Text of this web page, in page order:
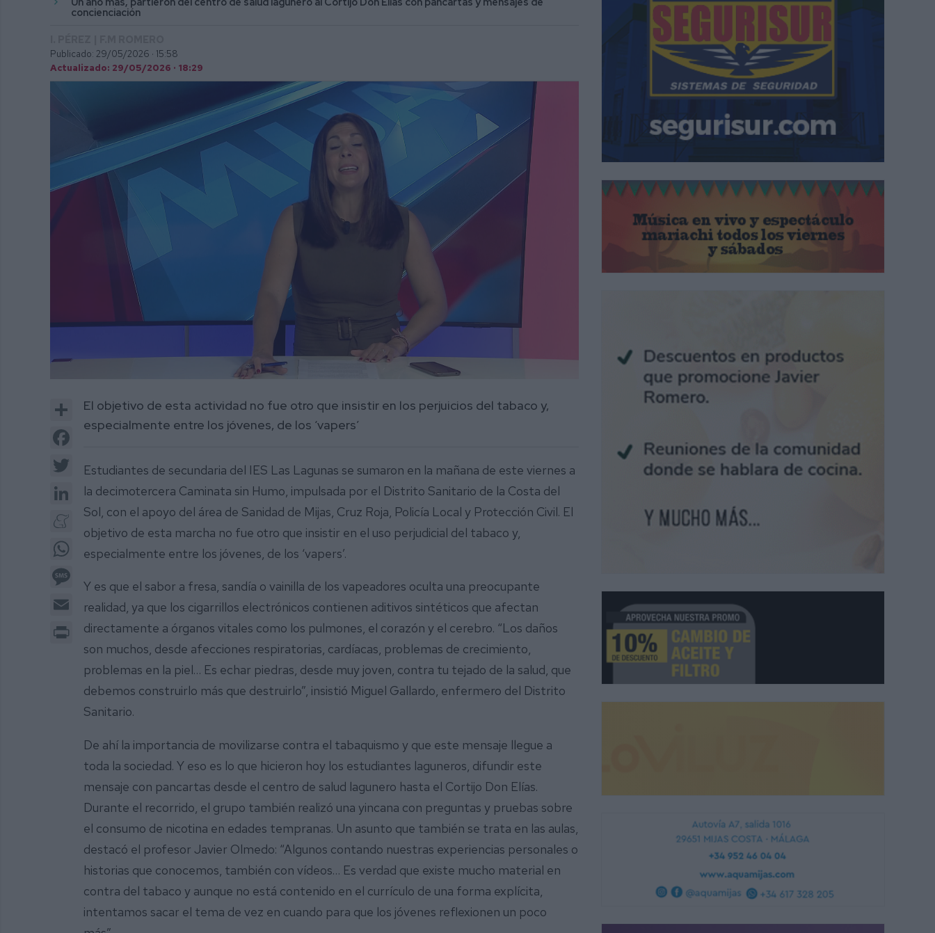
concienciación
Publicado: 29/05/2026 · 15:58
Actualizado: 29/05/2026 · 18:29
3
minutes,
15
seconds
Share
Facebook
LinkedIn
Meneame
WhatsApp
Print
El objetivo de esta actividad no fue otro que insistir en los perjuicios del tabaco y,
especialmente entre los jóvenes, de los ‘vapers’
Estudiantes de secundaria del IES Las Lagunas se sumaron en la mañana de este viernes a
la decimotercera Caminata sin Humo, impulsada por el Distrito Sanitario de la Costa del
Sol, con el apoyo del área de Sanidad de Mijas, Cruz Roja, Policía Local y Protección Civil. El
objetivo de esta marcha no fue otro que insistir en el uso perjudicial del tabaco y,
especialmente entre los jóvenes, de los ‘vapers’.
Y es que el sabor a fresa, sandía o vainilla de los vapeadores oculta una preocupante
realidad, ya que los cigarrillos electrónicos contienen aditivos sintéticos que afectan
directamente a órganos vitales como los pulmones, el corazón y el cerebro. “Los daños
son muchos, desde afecciones respiratorias, cardíacas, problemas de crecimiento,
problemas en la piel… Es echar piedras, desde muy joven, contra tu tejado de la salud, que
debemos construirlo más que destruirlo”, insistió Miguel Gallardo, enfermero del Distrito
Sanitario.
De ahí la importancia de movilizarse contra el tabaquismo y que este mensaje llegue a
toda la sociedad. Y eso es lo que hicieron hoy los estudiantes laguneros, difundir este
mensaje con pancartas desde el centro de salud lagunero hasta el Cortijo Don Elías.
Durante el recorrido, el grupo también realizó una yincana con preguntas y pruebas sobre
el consumo de nicotina en edades tempranas. Un asunto que también se trata en las aulas,
destacó el profesor Javier Olmedo: “Algunos contando nuestras experiencias personales o
historias que conocemos, también con vídeos… Es verdad que existe mucho material en
contra del tabaco y aunque no está contenido en el currículo de una forma explícita,
intentamos sacar el tema de vez en cuando para que los jóvenes reflexionen un poco